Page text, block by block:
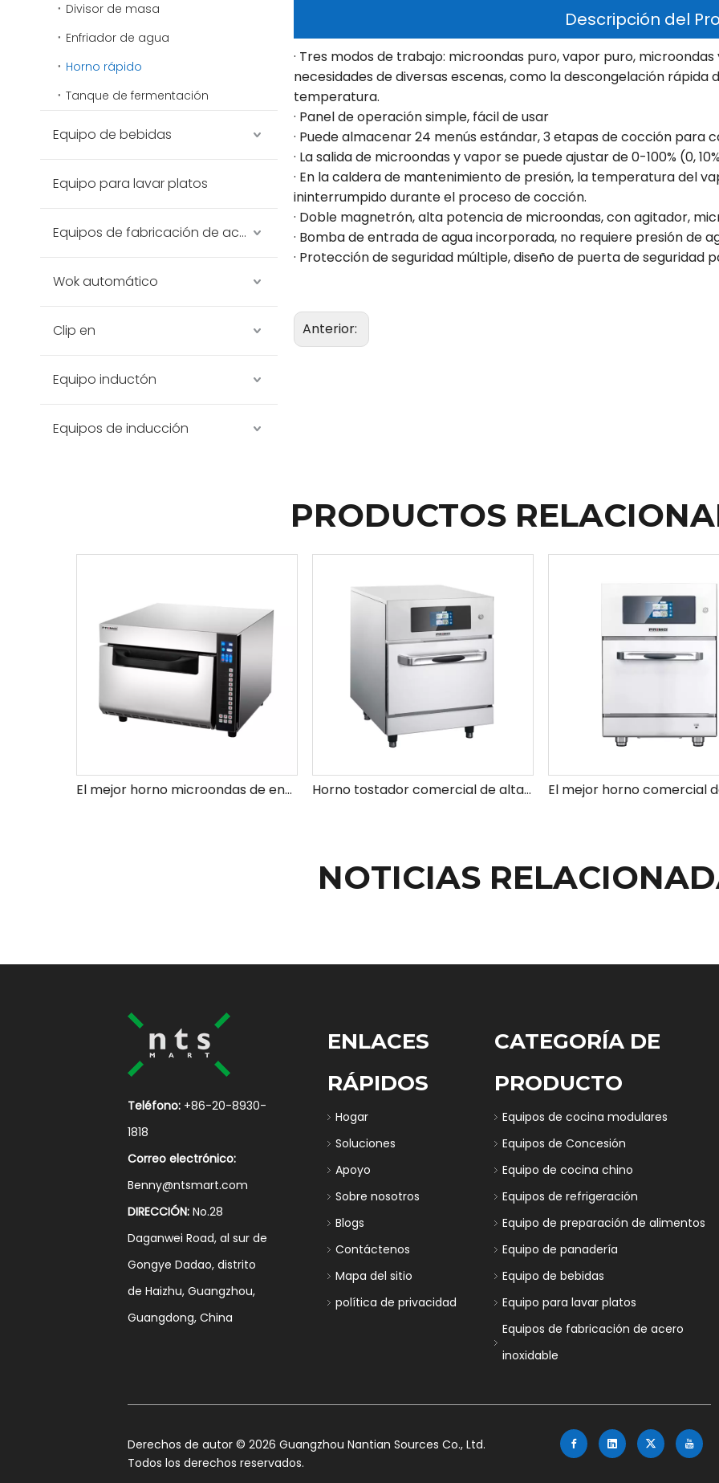
Divisor de masa
Enfriador de agua
Horno rápido
Tanque de fermentación
Equipo de bebidas
Equipo para lavar platos
Equipos de fabricación de acero inoxidable
Wok automático
Clip en
Equipo inductón
Equipos de inducción
Descripción del
· Tres modos de trabajo: microondas puro, vapor puro,
necesidades de diversas escenas, como la descongelación
temperatura.
· Panel de operación simple, fácil de usar
· Puede almacenar 24 menús estándar, 3 etapas de cocción para
· La salida de microondas y vapor se puede ajustar de 0-100% (0, 10%,
· En la caldera de mantenimiento de presión, la temperatura del
ininterrumpido durante el proceso de cocción.
· Doble magnetrón, alta potencia de microondas, con agitador,
· Bomba de entrada de agua incorporada, no requiere presión de
· Protección de seguridad múltiple, diseño de puerta de seguridad
Anterior:
PRODUCTOS
El mejor horno microondas de encimera de acero inoxidable en oferta Horno tostador comercial de alta velocidad para cafetería
NOTICIAS
Teléfono: +86-20-8930-
1818
Correo electrónico:
Benny@ntsmart.com
DIRECCIÓN: No.28
Daganwei Road, al sur de
Gongye Dadao, distrito
de Haizhu, Guangzhou,
Guangdong, China
ENLACES
RÁPIDOS
Hogar
Soluciones
Apoyo
Sobre nosotros
Blogs
Contáctenos
Mapa del sitio
política de privacidad
CATEGORÍA DE
PRODUCTO
Equipos de cocina modulares
Equipos de Concesión
Equipo de cocina chino
Equipos de refrigeración
Equipo de preparación de alimentos
Equipo de panadería
Equipo de bebidas
Equipo para lavar platos
Equipos de fabricación de acero
inoxidable
​Derechos de autor ©2026 Guangzhou Nantian Sources Co., Ltd.
Todos los derechos reservados.